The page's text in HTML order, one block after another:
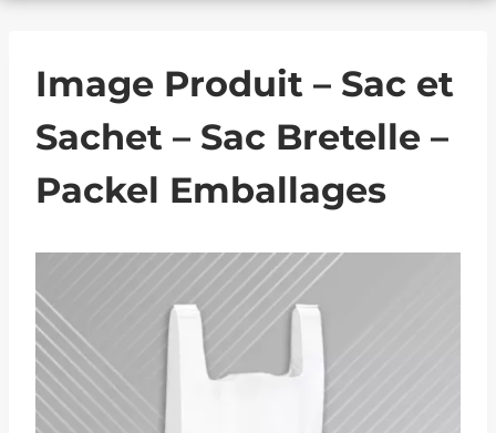
Image Produit – Sac et
Sachet – Sac Bretelle –
Packel Emballages